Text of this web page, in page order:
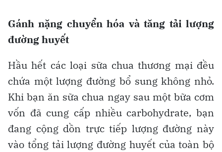
Gánh nặng chuyển hóa và tăng tải lượng
đường huyết
Hầu hết các loại sữa chua thương mại đều
chứa một lượng đường bổ sung không nhỏ.
Khi bạn ăn sữa chua ngay sau một bữa cơm
vốn đã cung cấp nhiều carbohydrate, bạn
đang cộng dồn trực tiếp lượng đường này
vào tổng tải lượng đường huyết của toàn bộ